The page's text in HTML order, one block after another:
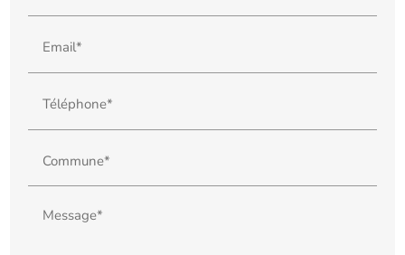
Email*
Téléphone*
Commune*
Message*